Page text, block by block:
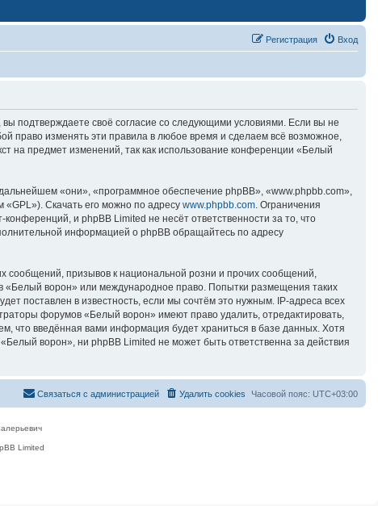
Вход
Регистрация
подтверждаете своё согласие со следующими условиями. Если вы не
право изменять эти правила в любое время и сделаем всё возможное,
на предмет изменений, так как использование конференции «Белый
«они», «программное обеспечение phpBB», «www.phpbb.com»,
«GPL»). Скачать его можно по адресуwww.phpbb.com . Ограничения
и phpBB Limited не несёт ответственности за то, что
информацией о phpBB обращайтесь по адресу
сообщений, призывов к национальной розни и прочих сообщений,
«Белый ворон» или международное право. Попытки размещения таких
поставлен в известность, если мы сочтём это нужным. IP-адреса всех
форумов «Белый ворон» имеют право удалить, отредактировать,
что введённая вами информация будет храниться в базе данных. Хотя
ворон», ни phpBB Limited не может быть ответственна за действия
Часовой пояс: UTC+03:00
Удалить cookies
Связаться с администрацией
Limited